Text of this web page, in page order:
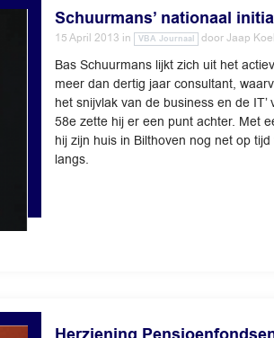
Schuurmans’ nationaal
15 April 2013 in VBA Journaal doorJaap
Bas Schuurmans lijkt zich uit het
meer dan dertig jaar consultant,
het snijvlak van de business en de
58e zette hij er een punt achter. Met
hij zijn huis in Bilthoven nog net op
langs.